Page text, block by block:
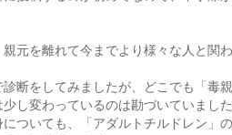
元を離れて今までより様々な人と関
断をしてみましたが、どこでも「毒
し変わっているのは勘づいていまし
についても、「アダルトチルドレン」